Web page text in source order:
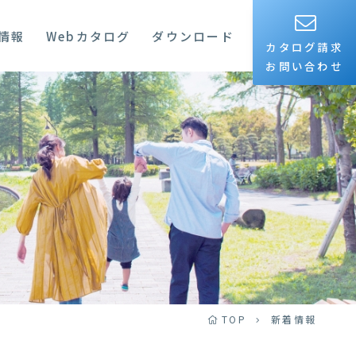
報 Webカタログ ダウンロード
カタログ請求
お問い合わせ
TOP 新着情報